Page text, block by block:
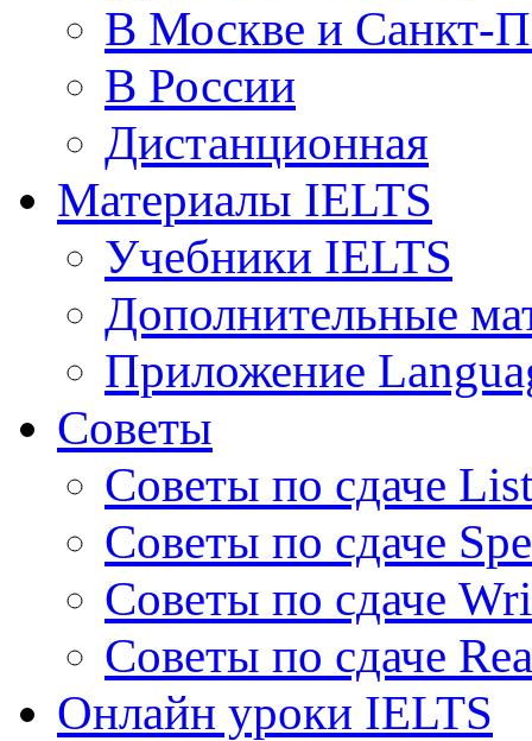
В Москве и Санкт-
В России
Дистанционная
Материалы IELTS
Учебники IELTS
Дополнительные
Приложение
Советы
Советы по сдаче
Советы по сдаче
Советы по сдаче
Советы по сдаче
Онлайн уроки IELTS